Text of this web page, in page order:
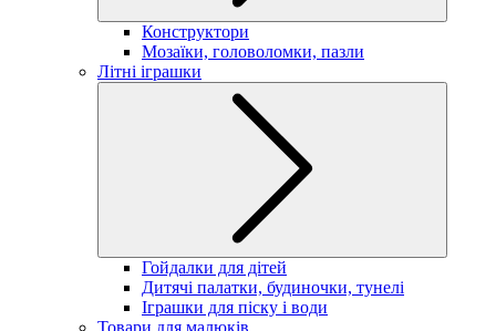
Конструктори
Мозаїки, головоломки, пазли
Літні іграшки
Гойдалки для дітей
Дитячі палатки, будиночки, тунелі
Іграшки для піску і води
Товари для малюків